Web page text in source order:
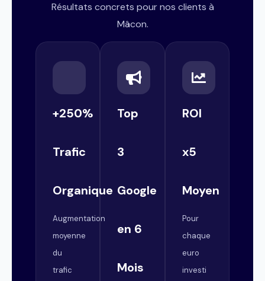
Résultats concrets pour nos clients à
Mâcon.
+250%
Trafic
Organique
Augmentation
moyenne
du
trafic
Top
3
Google
en 6
Mois
ROI
x5
Moyen
Pour
chaque
euro
investi